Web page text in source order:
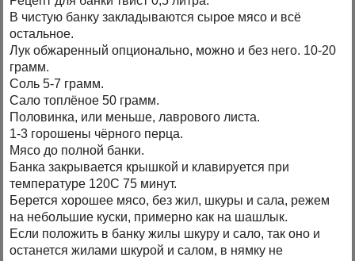
В чистую банку закладываются сырое мясо и всё
остальное.
Лук обжаренный опционально, можно и без него. 10-20
грамм.
Соль 5-7 грамм.
Сало топлёное 50 грамм.
Половинка, или меньше, лаврового листа.
1-3 горошены чёрного перца.
Мясо до полной банки.
Банка закрывается крышкой и клавируется при
температуре 120С 75 минут.
Берется хорошее мясо, без жил, шкуры и сала, режем
на небольшие куски, примерно как на шашлык.
Если положить в банку жилы шкуру и сало, так оно и
останется жилами шкурой и салом, в нямку не